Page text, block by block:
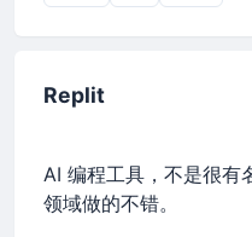
Replit
AI 编程工具，不是很有
领域做的不错。